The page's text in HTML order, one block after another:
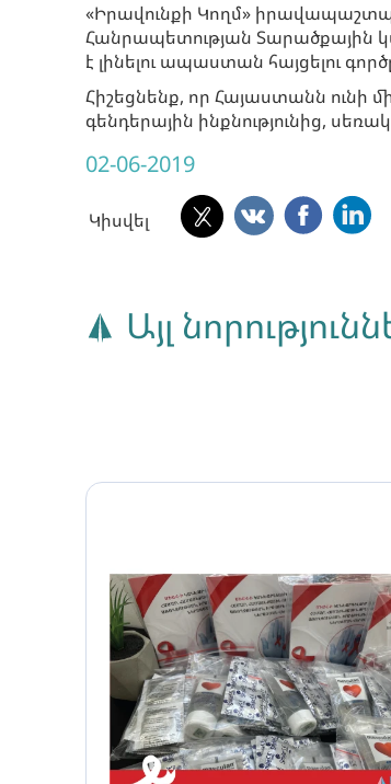
«Իրավունքի Կողմ»
Հանրապետության Տարածքային
է լինելու ապաստան հայցելու
Հիշեցնենք, որ Հայաստանն ունի
գենդերային ինքնությունից,
02-06-2019
Կիսվել
Այլ